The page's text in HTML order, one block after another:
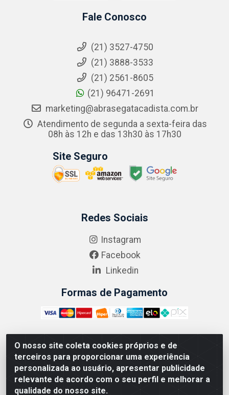
O nosso site coleta cookies próprios e de
terceiros para proporcionar uma experiência
personalizada ao usuário, apresentar publicidade
relevante de acordo com o seu perfil e melhorar a
qualidade do nosso site.
Fale Conosco
(21) 3527-4750
(21) 3888-3533
(21) 2561-8605
(21) 96471-2691
marketing@abrasegatacadista.com.br
Atendimento de segunda a sexta-feira das
08h às 12h e das 13h30 às 17h30
Site Seguro
Redes Sociais
Instagram
Facebook
Linkedin
Formas de Pagamento
ABRASEG COMÉRCIO ATACADISTA LTDA - CNPJ:
10.894.768/0001-00 - Avenida Lobo Júnior, 1045 -
Penha Circular - Rio de Janeiro - RJ - CEP 21020-124